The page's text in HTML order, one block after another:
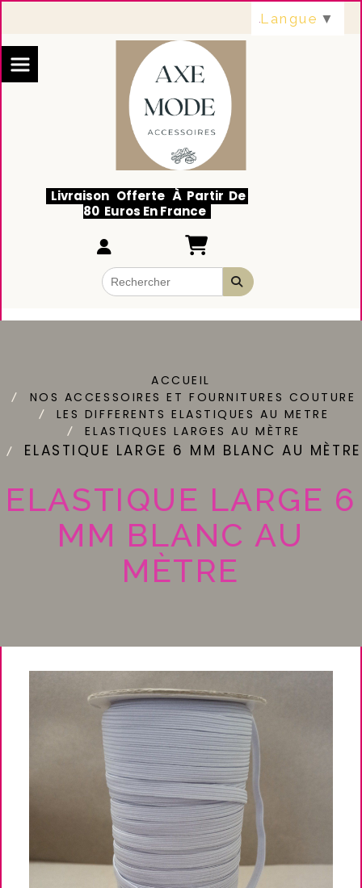
Livraison Offerte À Partir De
80 Euros En France
ACCUEIL
NOS ACCESSOIRES ET FOURNITURES COUTURE
LES DIFFERENTS ELASTIQUES AU METRE
ELASTIQUES LARGES AU MÈTRE
ELASTIQUE LARGE 6 MM BLANC AU MÈTRE
ELASTIQUE LARGE 6
MM BLANC AU
MÈTRE
Langue ▼
Panneau de gestion des cookies